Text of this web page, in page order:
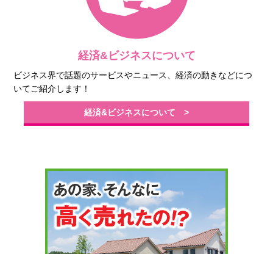
経済&ビジネスについて
ビジネス界で話題のサービスやニュース、経済の動きなどにつ
いてご紹介します！
経済&ビジネスについて >